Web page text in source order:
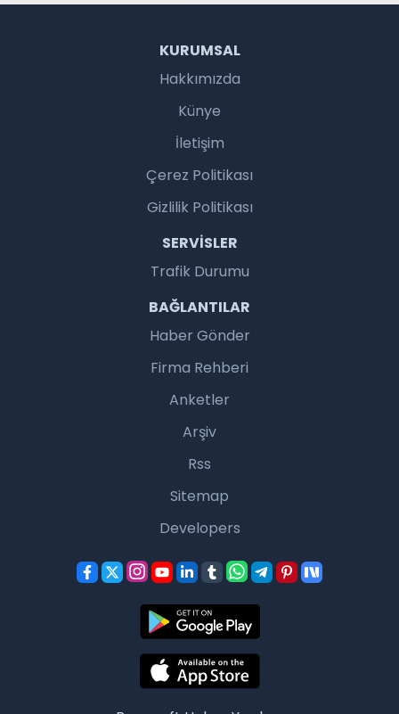
KURUMSAL
Hakkımızda
Künye
İletişim
Çerez Politikası
Gizlilik Politikası
SERVISLER
Trafik Durumu
BAĞLANTILAR
Haber Gönder
Firma Rehberi
Anketler
Arşiv
Rss
Sitemap
Developers